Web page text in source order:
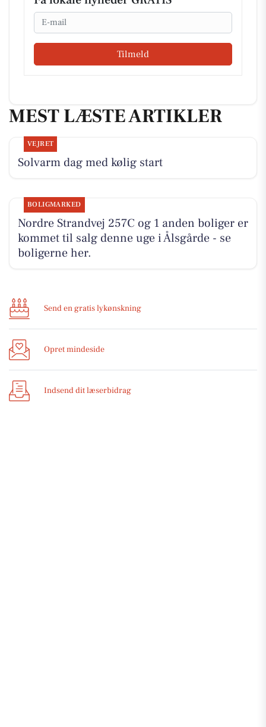
Email
Tilmeld
MEST LÆSTE ARTIKLER
VEJRET
Solvarm dag med kølig start
BOLIGMARKED
Nordre Strandvej 257C og 1 anden boliger er
kommet til salg denne uge i Ålsgårde - se
boligerne her.
Send en gratis lykønskning
Opret mindeside
Indsend dit læserbidrag